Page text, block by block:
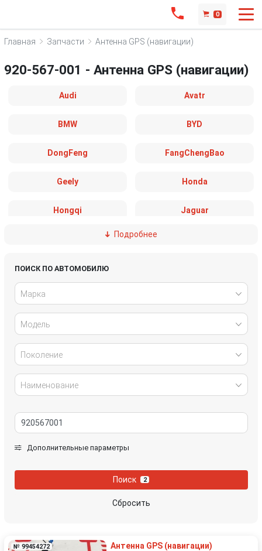
0
Главная Запчасти Антенна GPS (навигации)
920-567-001 - Антенна GPS (навигации)
Audi Avatr
BMW BYD
DongFeng FangChengBao
Geely Honda
Hongqi Jaguar
Lexus
Rivian
Volkswagen
Zeekr
Подробнее
ПОИСК ПО АВТОМОБИЛЮ
Марка
Модель
Поколение
Наименование
Дополнительные параметры
Поиск 2
Сбросить
№ 99454272
Антенна GPS (навигации)